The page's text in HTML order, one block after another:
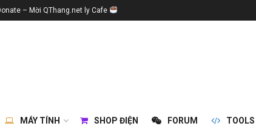
– Mời QThang.net ly Cafe
MÁY TÍNH SHOP ĐIỆN FORUM TOOLS